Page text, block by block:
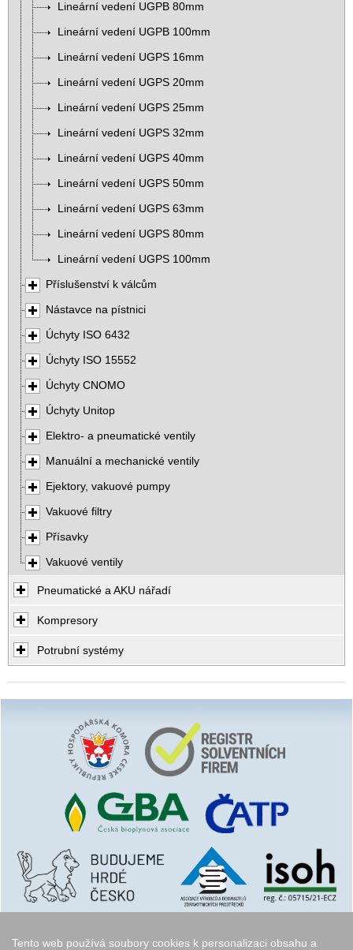
Tento web používá soubory cookies k personalizaci obsahu a
Lineární vedení UGPB 80mm
Lineární vedení UGPB 100mm
Lineární vedení UGPS 16mm
Lineární vedení UGPS 20mm
Lineární vedení UGPS 25mm
Lineární vedení UGPS 32mm
Lineární vedení UGPS 40mm
Lineární vedení UGPS 50mm
Lineární vedení UGPS 63mm
Lineární vedení UGPS 80mm
Lineární vedení UGPS 100mm
Příslušenství k válcům
Nástavce na pístnici
Úchyty ISO 6432
Úchyty ISO 15552
Úchyty CNOMO
Úchyty Unitop
Elektro- a pneumatické ventily
Manuální a mechanické ventily
Ejektory, vakuové pumpy
Vakuové filtry
Přísavky
Vakuové ventily
Pneumatické a AKU nářadí
Kompresory
Potrubní systémy